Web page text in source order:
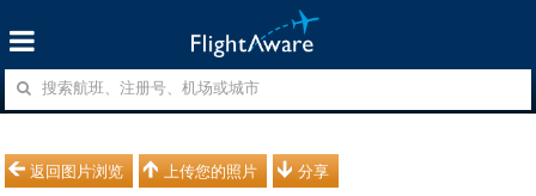
返回图片浏览 上传您的照片 分享